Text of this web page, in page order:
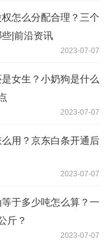
怎么分配合理？三个
些|前沿资讯
2023-07-07
女生？小奶狗是什么
2023-07-07
用？京东白条开通后
2023-07-07
于多少吨怎么算？一
斤？
2023-07-07